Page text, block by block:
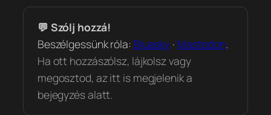
💬 Szólj hozzá!
Beszélgessünk róla: Bluesky · Mastodon.
Ha ott hozzászólsz, lájkolsz vagy
megosztod, az itt is megjelenik a
bejegyzés alatt.